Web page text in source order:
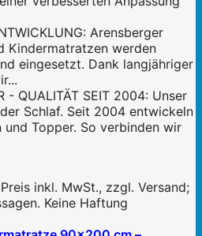
Arensberger
Kindermatratzen werden
eingesetzt. Dank langjähriger
- QUALITÄT SEIT 2004: Unser
Schlaf. Seit 2004 entwickeln
Topper. So verbinden wir
Preis inkl. MwSt., zzgl. Versand;
Keine Haftung